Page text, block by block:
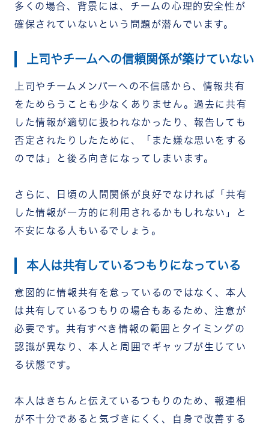
多くの場合、背景には、チームの心理的安全性が
確保されていないという問題が潜んでいます。
上司やチームへの信頼関係が築けていない
上司やチームメンバーへの不信感から、情報共有
をためらうことも少なくありません。過去に共有
した情報が適切に扱われなかったり、報告しても
否定されたりしたために、「また嫌な思いをする
のでは」と後ろ向きになってしまいます。
さらに、日頃の人間関係が良好でなければ「共有
した情報が一方的に利用されるかもしれない」と
不安になる人もいるでしょう。
本人は共有しているつもりになっている
意図的に情報共有を怠っているのではなく、本人
は共有しているつもりの場合もあるため、注意が
必要です。共有すべき情報の範囲とタイミングの
認識が異なり、本人と周囲でギャップが生じてい
る状態です。
本人はきちんと伝えているつもりのため、報連相
が不十分であると気づきにくく、自身で改善する